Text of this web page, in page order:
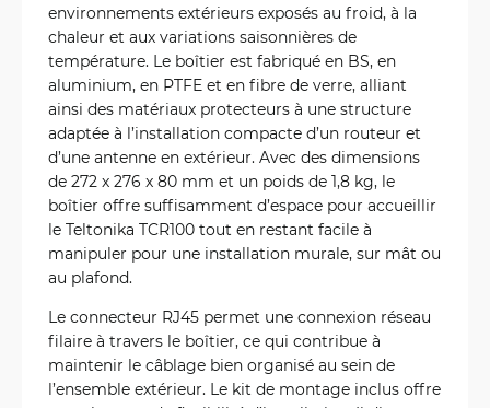
environnements extérieurs exposés au froid, à la
chaleur et aux variations saisonnières de
température. Le boîtier est fabriqué en BS, en
aluminium, en PTFE et en fibre de verre, alliant
ainsi des matériaux protecteurs à une structure
adaptée à l’installation compacte d’un routeur et
d’une antenne en extérieur. Avec des dimensions
de 272 x 276 x 80 mm et un poids de 1,8 kg, le
boîtier offre suffisamment d’espace pour accueillir
le Teltonika TCR100 tout en restant facile à
manipuler pour une installation murale, sur mât ou
au plafond.
Le connecteur RJ45 permet une connexion réseau
filaire à travers le boîtier, ce qui contribue à
maintenir le câblage bien organisé au sein de
l’ensemble extérieur. Le kit de montage inclus offre